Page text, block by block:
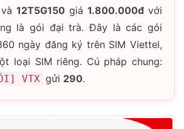
12T5G150 giá 1.800.000đ với
là gói đại trà. Đây là các gói
ngày đăng ký trên SIM Viettel,
loại SIM riêng. Cú pháp chung:
VTX gửi 290.